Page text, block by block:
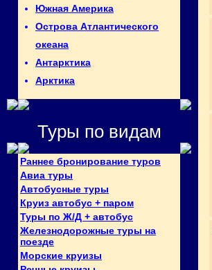
Южная Америка
Острова Атлантического
океана
Антарктика
Арктика
Туры по видам
Раннее бронирование туров
Авиа туры
Автобусные туры
Круиз автобус + паром
Туры по Ж/Д + автобус
Железнодорожные туры на
поезде
Морские круизы